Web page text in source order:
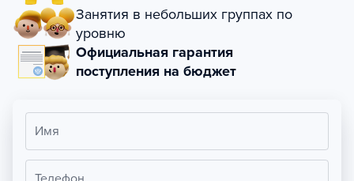
Занятия в небольших группах по
уровню
Официальная гарантия
поступления на бюджет
Имя